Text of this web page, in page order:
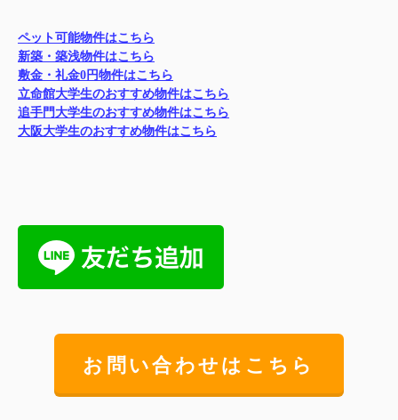
ペット可能物件はこちら
新築・築浅物件はこちら
敷金・礼金0円物件はこちら
立命館大学生のおすすめ物件はこちら
追手門大学生のおすすめ物件はこちら
大阪大学生のおすすめ物件はこちら
お問い合わせはこちら